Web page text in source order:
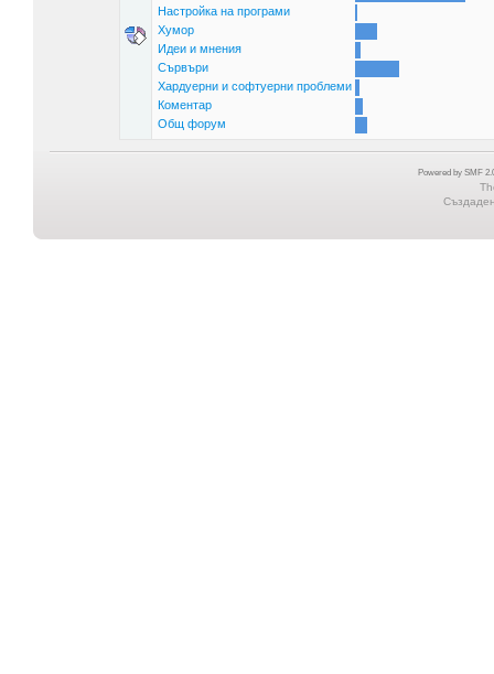
Настройка на програми
Хумор
Идеи и мнения
Сървъри
Хардуерни и софтуерни проблеми
Коментар
Общ форум
Powered by SMF